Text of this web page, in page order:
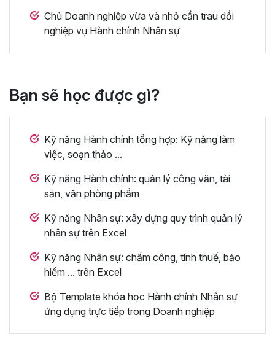
Chủ Doanh nghiệp vừa và nhỏ cần trau dồi
nghiệp vụ Hành chính Nhân sự
Bạn sẽ học được gì?
Kỹ năng Hành chính tổng hợp: Kỹ năng làm
việc, soạn thảo ...
Kỹ năng Hành chính: quản lý công văn, tài
sản, văn phòng phẩm
Kỹ năng Nhân sự: xây dựng quy trình quản lý
nhân sự trên Excel
Kỹ năng Nhân sự: chấm công, tính thuế, bảo
hiểm ... trên Excel
Bộ Template khóa học Hành chính Nhân sự
ứng dụng trực tiếp trong Doanh nghiệp